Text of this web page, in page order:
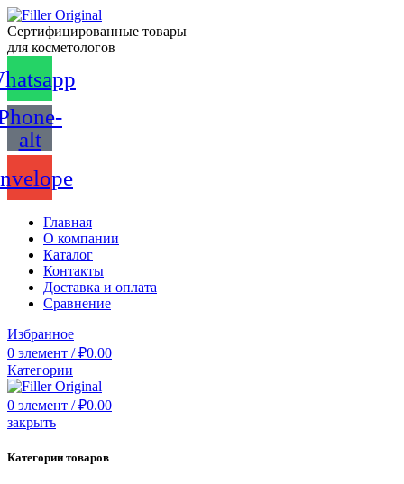
Сертифицированные товары
для косметологов
alt
Главная
О компании
Каталог
Контакты
Доставка и оплата
Сравнение
Избранное
0 элемент / ₽0.00
Категории
0 элемент / ₽0.00
закрыть
Категории товаров